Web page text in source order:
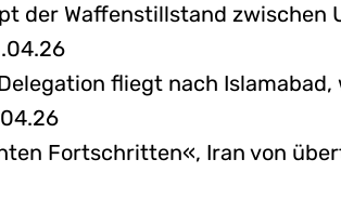
der Waffenstillstand zwischen
fliegt nach
Fortschritten«, Iran von